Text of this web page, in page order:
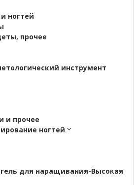
ногтей
прочее
инструмент
и прочее
ногтей
для наращивания-Высокая